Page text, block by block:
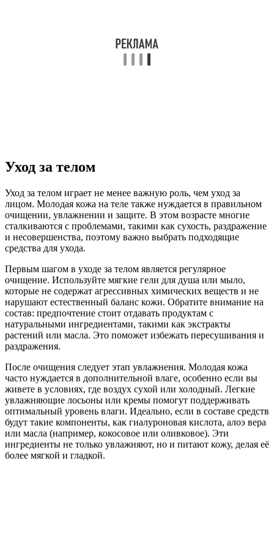
Уход за телом
Уход за телом играет не менее важную роль, чем уход за
лицом. Молодая кожа на теле также нуждается в правильном
очищении, увлажнении и защите. В этом возрасте многие
сталкиваются с проблемами, такими как сухость, раздражение
и несовершенства, поэтому важно выбрать подходящие
средства для ухода.
Первым шагом в уходе за телом является регулярное
очищение. Используйте мягкие гели для душа или мыло,
которые не содержат агрессивных химических веществ и не
нарушают естественный баланс кожи. Обратите внимание на
состав: предпочтение стоит отдавать продуктам с
натуральными ингредиентами, такими как экстракты
растений или масла. Это поможет избежать пересушивания и
раздражения.
После очищения следует этап увлажнения. Молодая кожа
часто нуждается в дополнительной влаге, особенно если вы
живете в условиях, где воздух сухой или холодный. Легкие
увлажняющие лосьоны или кремы помогут поддерживать
оптимальный уровень влаги. Идеально, если в составе средств
будут такие компоненты, как гиалуроновая кислота, алоэ вера
или масла (например, кокосовое или оливковое). Эти
ингредиенты не только увлажняют, но и питают кожу, делая её
более мягкой и гладкой.